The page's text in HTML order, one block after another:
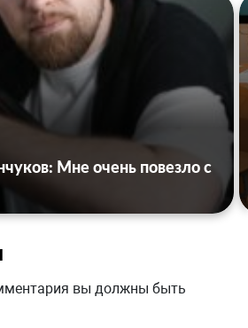
Мне очень повезло с
вы должны быть